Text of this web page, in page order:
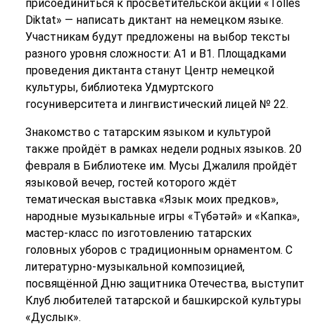
присоединиться к просветительской акции «Tolles
Diktat» — написать диктант на немецком языке.
Участникам будут предложены на выбор тексты
разного уровня сложности: А1 и В1. Площадками
проведения диктанта станут Центр немецкой
культуры, библиотека Удмуртского
госуниверситета и лингвистический лицей № 22.
Знакомство с татарским языком и культурой
также пройдёт в рамках недели родных языков. 20
февраля в Библиотеке им. Мусы Джалиля пройдёт
языковой вечер, гостей которого ждёт
тематическая выставка «Язык моих предков»,
народные музыкальные игры «Түбәтәй» и «Капка»,
мастер-класс по изготовлению татарских
головных уборов с традиционным орнаментом. С
литературно-музыкальной композицией,
посвящённой Дню защитника Отечества, выступит
Клуб любителей татарской и башкирской культуры
«Дуслык».